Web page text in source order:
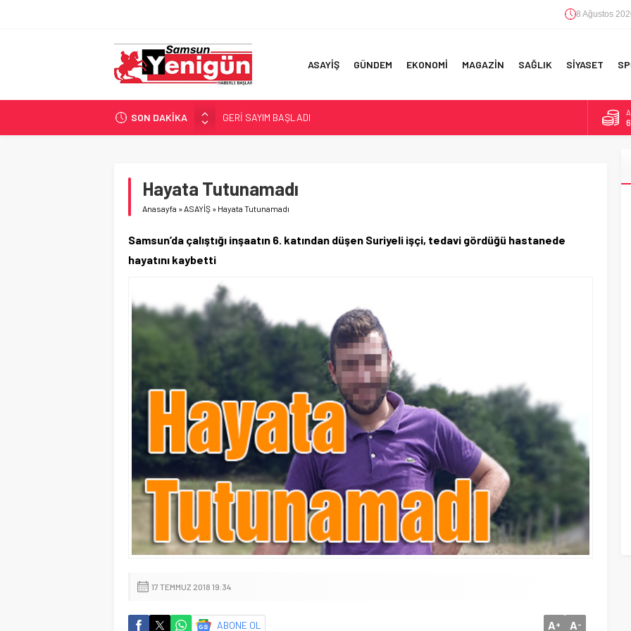
8 Ağustos
ASAYİŞ GÜNDEM EKONOMİ MAGAZİN SAĞLIK SİYASET
SON DAKİKA
GERİ SAYIM BAŞLADI
SAMSUNSPOR’DA HEDEF 5’İNCİLİK!
İŞTE FINDIK FİYATI!
Hayata Tutunamadı
Anasayfa »ASAYİŞ » Hayata Tutunamadı
Samsun’da çalıştığı inşaatın 6. katından düşen Suriyeli işçi, tedavi gördüğü hastanede
hayatını kaybetti
17 TEMMUZ 2018 19:34
ABONE OL A+ A-